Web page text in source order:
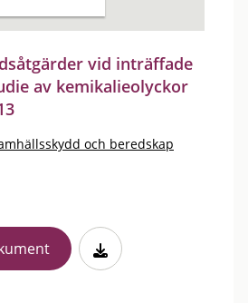
vid inträffade
av kemikalieolyckor
och beredskap